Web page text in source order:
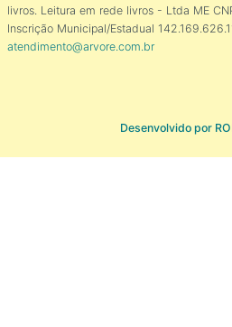
livros. Leitura em rede livros - Ltda ME
Inscrição Municipal/Estadual
atendimento@arvore.com.br
Desenvolvido por